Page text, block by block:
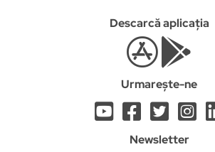
Descarcă aplicația
Urmarește-ne
Newsletter